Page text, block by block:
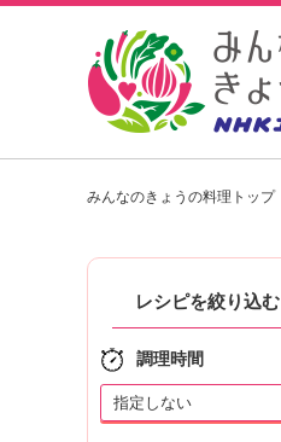
みんなのきょうの料理トップ
レシピを絞り込む
調理時間